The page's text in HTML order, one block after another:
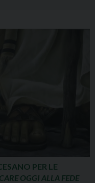
PER LE
OGGI ALLA FEDE